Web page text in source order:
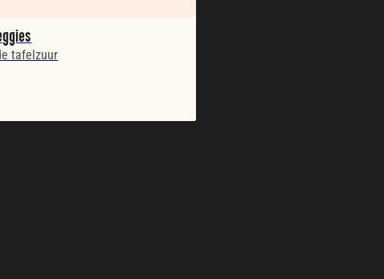
tafelzuur